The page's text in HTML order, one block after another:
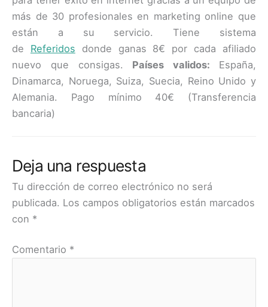
más de 30 profesionales en marketing online que
están a su servicio. Tiene sistema
de Referidos donde ganas 8€ por cada afiliado
nuevo que consigas. Países validos: España,
Dinamarca, Noruega, Suiza, Suecia, Reino Unido y
Alemania. Pago mínimo 40€ (Transferencia
bancaria)
Deja una respuesta
Tu dirección de correo electrónico no será
publicada. Los campos obligatorios están marcados
con *
Comentario *